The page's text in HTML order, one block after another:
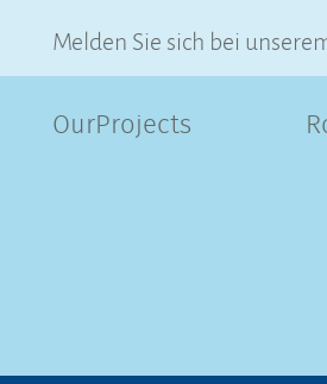
Melden Sie sich bei
OurProjects